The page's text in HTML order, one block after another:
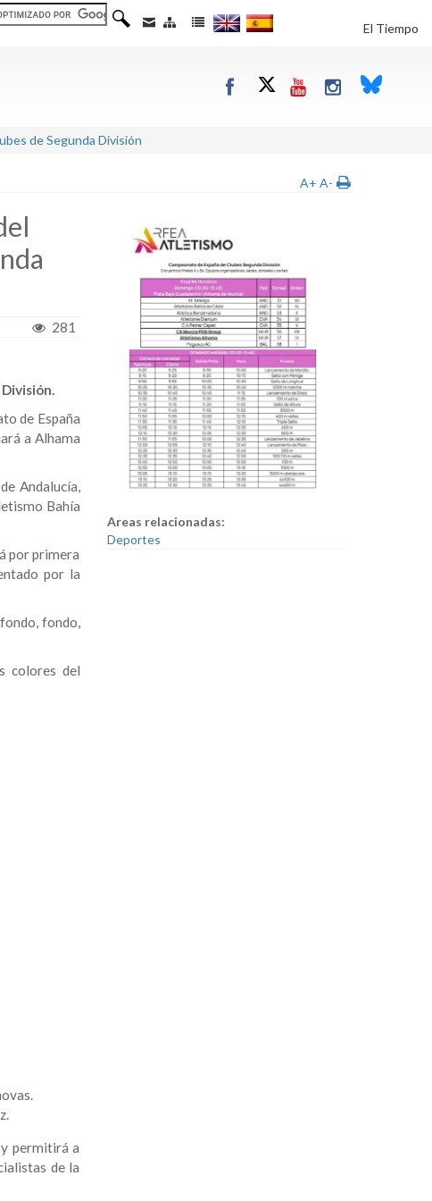
El Tiempo
de Segunda División
A+ A-
281
de España
a Alhama
Andalucía,
Bahía
por primera
por la
fondo,
colores del
permitirá a
de la
Areas relacionadas:
Deportes